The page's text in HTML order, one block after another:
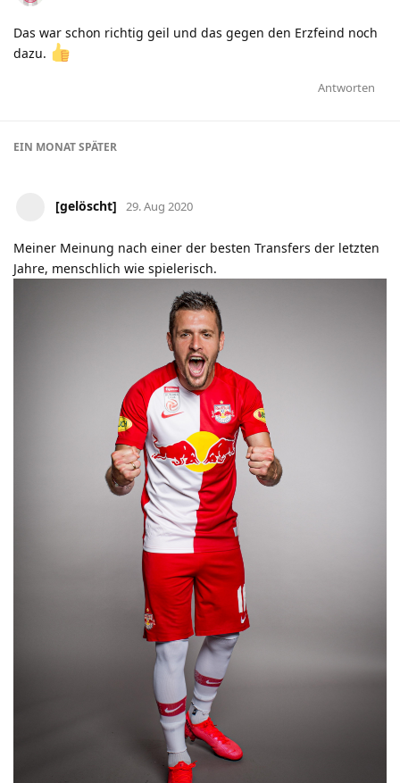
Das war schon richtig geil und das gegen den Erzfeind noch
dazu.
Antworten
EIN MONATSPÄTER
[gelöscht] 29. Aug 2020
Meiner Meinung nach einer der besten Transfers der letzten
Jahre, menschlich wie spielerisch.